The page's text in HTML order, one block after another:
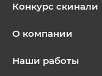
Конкурс скинали
О компании
Наши работы